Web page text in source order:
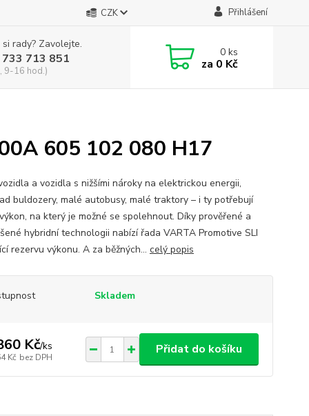
CZK Přihlášení
rady? Zavolejte.
713 851
9-16 hod.)
0ks
za 0 Kč
605 102 080 H17
a vozidla s nižšími nároky na elektrickou energii,
buldozery, malé autobusy, malé traktory – i ty potřebují
na který je možné se spolehnout. Díky prověřené a
hybridní technologii nabízí řada VARTA Promotive SLI
rezervu výkonu. A za běžných... celý popis
Skladem
Kč/ks
Kč bez DPH
Přidat do košíku